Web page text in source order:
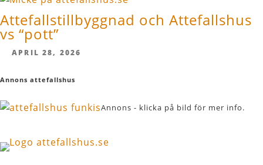
Attefallstillbyggnad och Attefallshus
vs “pott”
APRIL 28, 2026
Annons attefallshus
Annons - klicka på bild för mer info.